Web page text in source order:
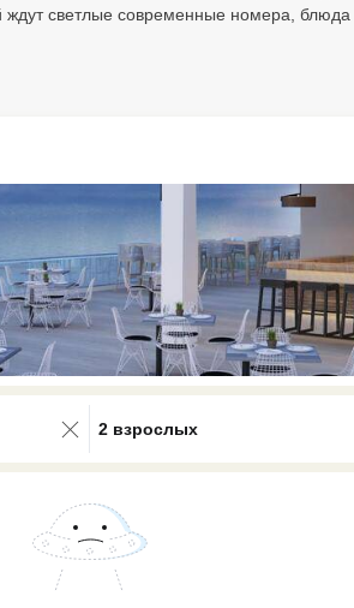
светлые современные номера, блюда
0 results available. Select is
2 взрослых